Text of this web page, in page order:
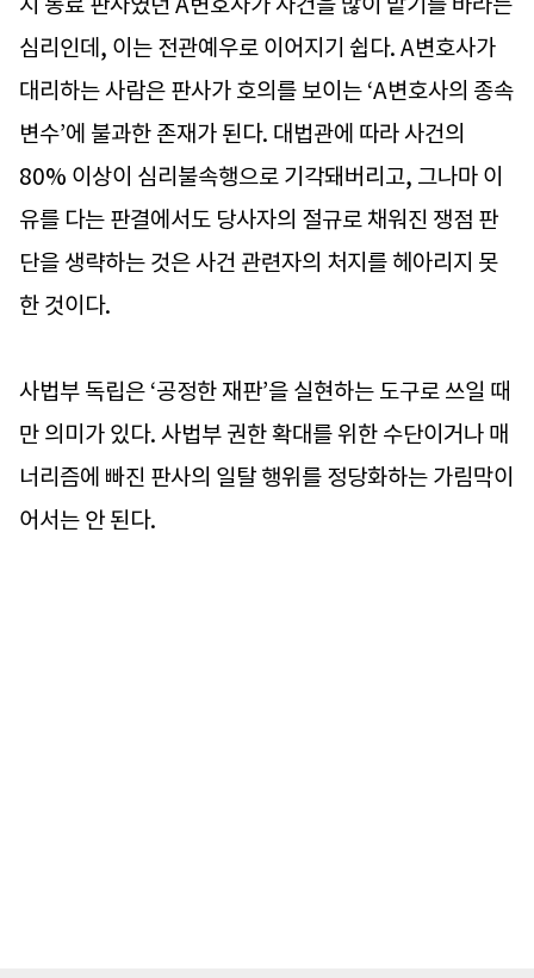
심리인데, 이는 전관예우로 이어지기 쉽다. A변호사가
대리하는 사람은 판사가 호의를 보이는 ‘A변호사의 종속
변수’에 불과한 존재가 된다. 대법관에 따라 사건의
80% 이상이 심리불속행으로 기각돼버리고, 그나마 이
유를 다는 판결에서도 당사자의 절규로 채워진 쟁점 판
단을 생략하는 것은 사건 관련자의 처지를 헤아리지 못
한 것이다.
사법부 독립은 ‘공정한 재판’을 실현하는 도구로 쓰일 때
만 의미가 있다. 사법부 권한 확대를 위한 수단이거나 매
너리즘에 빠진 판사의 일탈 행위를 정당화하는 가림막이
어서는 안 된다.